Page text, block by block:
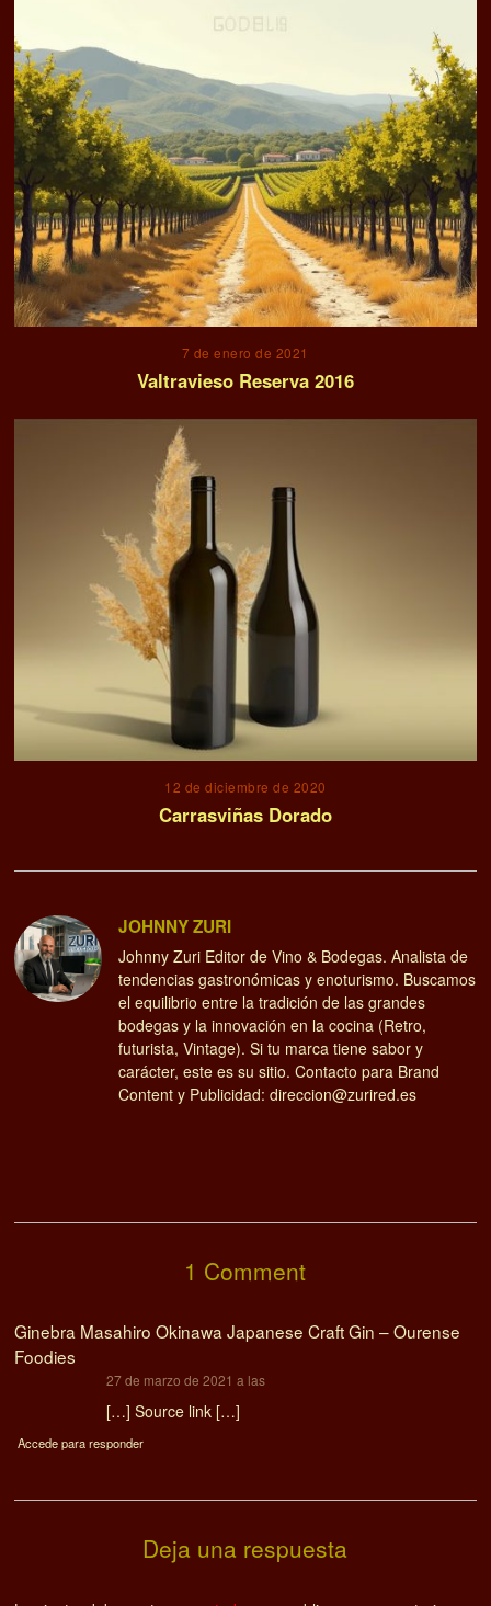
7 de enero de 2021
Valtravieso Reserva 2016
12 de diciembre de 2020
Carrasviñas Dorado
JOHNNY ZURI
Johnny Zuri Editor de Vino & Bodegas. Analista de
tendencias gastronómicas y enoturismo. Buscamos
el equilibrio entre la tradición de las grandes
bodegas y la innovación en la cocina (Retro,
futurista, Vintage). Si tu marca tiene sabor y
carácter, este es su sitio. Contacto para Brand
Content y Publicidad: direccion@zurired.es
1 Comment
Ginebra Masahiro Okinawa Japanese Craft Gin – Ourense
Foodies
27 de marzo de 2021 a las
[…] Source link […]
Accede para responder
Deja una respuesta